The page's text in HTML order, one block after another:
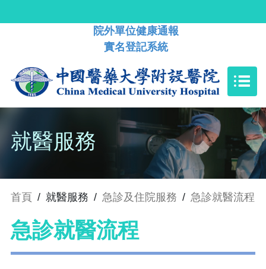
院外單位健康通報
實名登記系統
就醫服務
首頁 / 就醫服務 / 急診及住院服務 / 急診就醫流程
急診就醫流程